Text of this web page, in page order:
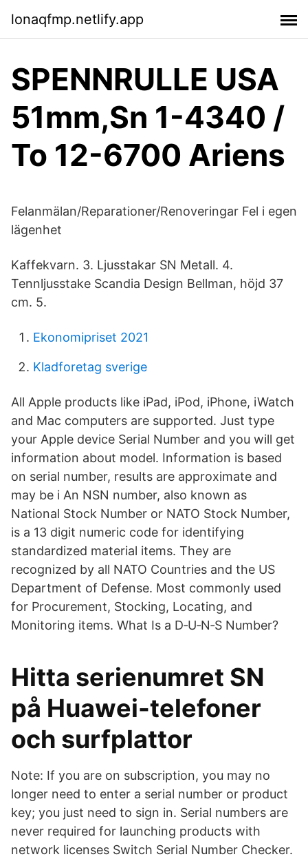
lonaqfmp.netlify.app
SPENNRULLE USA
51mm,Sn 1-4340 /
To 12-6700 Ariens
Felanmälan/Reparationer/Renoveringar Fel i egen
lägenhet
Kaffekvarn. 3. Ljusstakar SN Metall. 4.
Tennljusstake Scandia Design Bellman, höjd 37
cm. 5.
Ekonomipriset 2021
Kladforetag sverige
All Apple products like iPad, iPod, iPhone, iWatch
and Mac computers are supported. Just type
your Apple device Serial Number and you will get
information about model. Information is based
on serial number, results are approximate and
may be i An NSN number, also known as
National Stock Number or NATO Stock Number,
is a 13 digit numeric code for identifying
standardized material items. They are
recognized by all NATO Countries and the US
Department of Defense. Most commonly used
for Procurement, Stocking, Locating, and
Monitoring items. What Is a D‑U‑N‑S Number?
Hitta serienumret SN
på Huawei-telefoner
och surfplattor
Note: If you are on subscription, you may no
longer need to enter a serial number or product
key; you just need to sign in. Serial numbers are
never required for launching products with
network licenses Switch Serial Number Checker.